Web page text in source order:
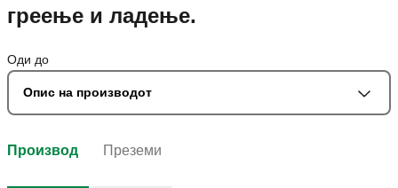
греење и ладење.
Оди до
Опис на производот
Производ Преземи